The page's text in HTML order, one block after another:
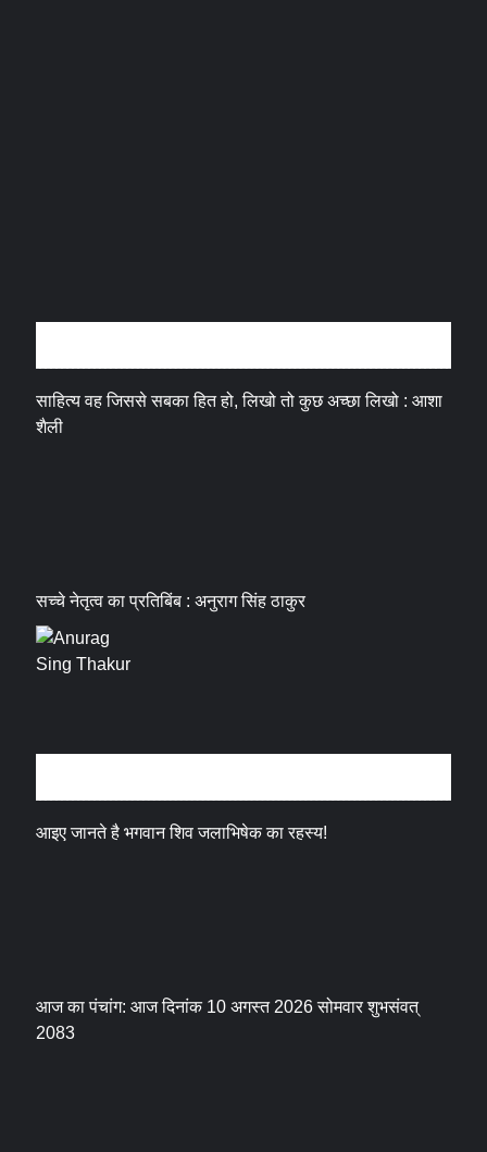
साहित्य वह जिससे सबका हित हो, लिखो तो कुछ अच्छा लिखो : आशा
शैली
सच्चे नेतृत्व का प्रतिबिंब : अनुराग सिंह ठाकुर
आइए जानते है भगवान शिव जलाभिषेक का रहस्य!
आज का पंचांग: आज दिनांक 10 अगस्त 2026 सोमवार शुभसंवत्
2083